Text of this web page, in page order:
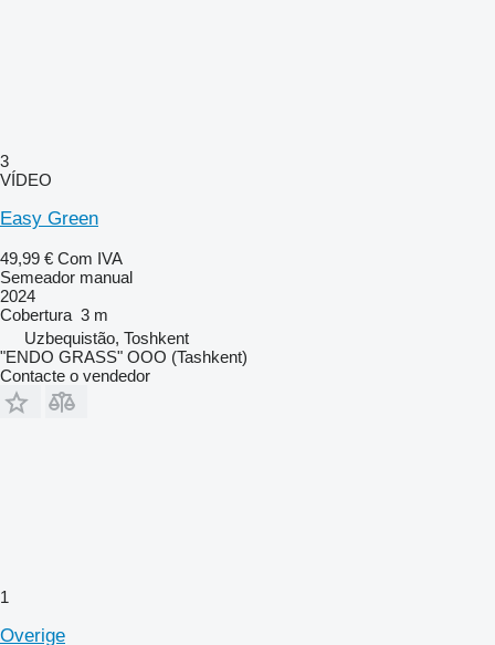
3
VÍDEO
Easy Green
49,99 € Com IVA
Semeador manual
2024
Cobertura 3 m
Uzbequistão, Toshkent
"ENDO GRASS" OOO (Tashkent)
Contacte o vendedor
1
Overige